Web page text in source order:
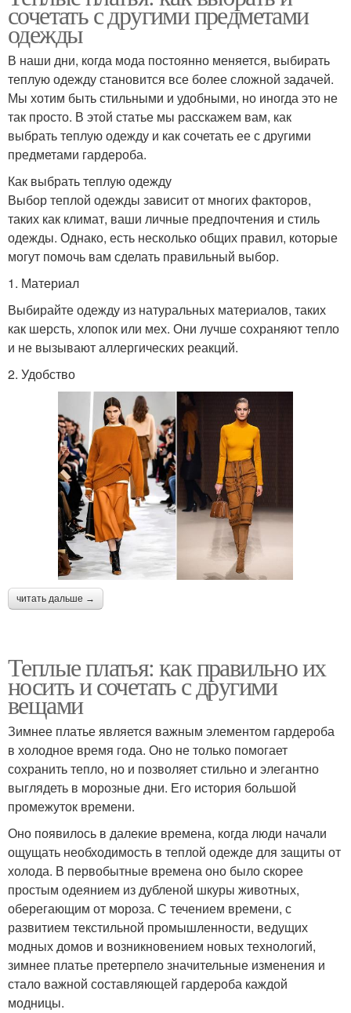
сочетать с другими предметами
одежды
В наши дни, когда мода постоянно меняется, выбирать
теплую одежду становится все более сложной задачей.
Мы хотим быть стильными и удобными, но иногда это не
так просто. В этой статье мы расскажем вам, как
выбрать теплую одежду и как сочетать ее с другими
предметами гардероба.
Как выбрать теплую одежду
Выбор теплой одежды зависит от многих факторов,
таких как климат, ваши личные предпочтения и стиль
одежды. Однако, есть несколько общих правил, которые
могут помочь вам сделать правильный выбор.
1. Материал
Выбирайте одежду из натуральных материалов, таких
как шерсть, хлопок или мех. Они лучше сохраняют тепло
и не вызывают аллергических реакций.
2. Удобство
читать дальше →
Теплые платья: как правильно их
носить и сочетать с другими
вещами
Зимнее платье является важным элементом гардероба
в холодное время года. Оно не только помогает
сохранить тепло, но и позволяет стильно и элегантно
выглядеть в морозные дни. Его история большой
промежуток времени.
Оно появилось в далекие времена, когда люди начали
ощущать необходимость в теплой одежде для защиты от
холода. В первобытные времена оно было скорее
простым одеянием из дубленой шкуры животных,
оберегающим от мороза. С течением времени, с
развитием текстильной промышленности, ведущих
модных домов и возникновением новых технологий,
зимнее платье претерпело значительные изменения и
стало важной составляющей гардероба каждой
модницы.